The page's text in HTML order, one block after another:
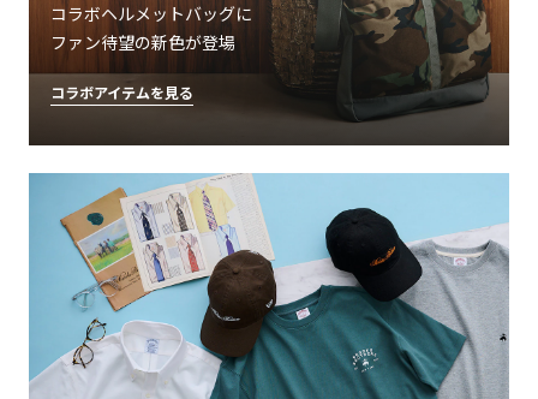
コラボヘルメットバッグに
ファン待望の新色が登場
コラボアイテムを見る